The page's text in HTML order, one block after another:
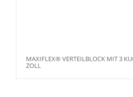
MAXIFLEX® VERTEILBLOCK MIT 3
ZOLL